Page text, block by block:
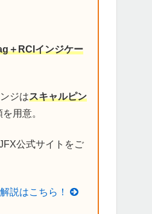
＋RCIインジケー
ジはスキャルピン
用意。
公式サイトをご
説はこちら！